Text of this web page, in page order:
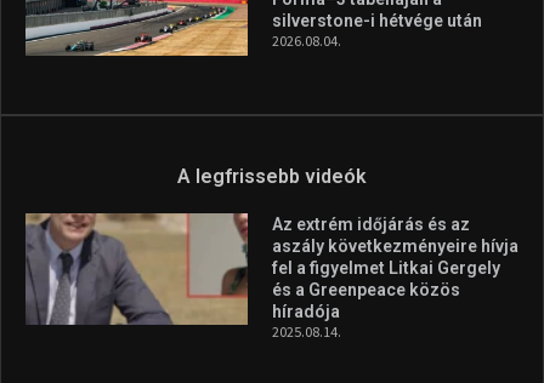
silverstone-i hétvége után
2026.08.04.
A legfrissebb videók
Az extrém időjárás és az
aszály következményeire hívja
fel a figyelmet Litkai Gergely
és a Greenpeace közös
híradója
2025.08.14.